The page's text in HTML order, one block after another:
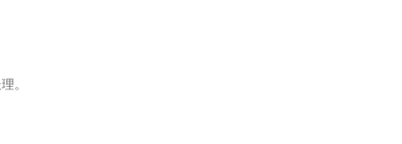
。